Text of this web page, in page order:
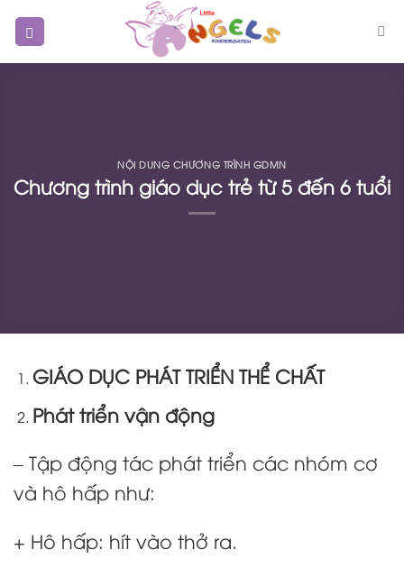
NỘI DUNG CHƯƠNG TRÌNH GDMN
Chương trình giáo dục trẻ từ 5 đến 6 tuổi
GIÁO DỤC PHÁT TRIỂN THỂ CHẤT
Phát triển vận động
– Tập động tác phát triển các nhóm cơ
và hô hấp như:
+ Hô hấp: hít vào thở ra.